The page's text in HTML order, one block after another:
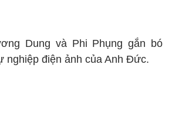
Dung và Phi Phụng gắn bó
nghiệp điện ảnh của Anh Đức.